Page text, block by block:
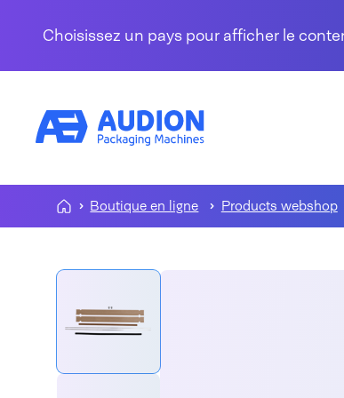
Choisissez un pays pour afficher le
Boutique en ligne Products webshop